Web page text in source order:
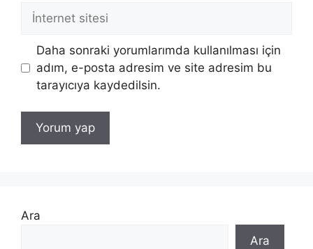
İnternet
sitesi
Daha sonraki yorumlarımda kullanılması için
adım, e-posta adresim ve site adresim bu
tarayıcıya kaydedilsin.
Ara
Ara